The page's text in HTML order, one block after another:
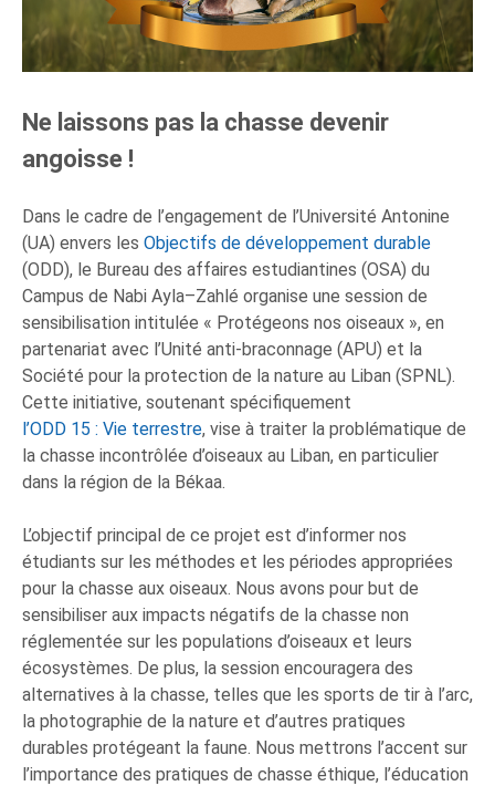
Ne laissons pas la chasse devenir
angoisse !
Dans le cadre de l’engagement de l’Université Antonine
(UA) envers les Objectifs de développement durable
(ODD), le Bureau des affaires estudiantines (OSA) du
Campus de Nabi Ayla–Zahlé organise une session de
sensibilisation intitulée « Protégeons nos oiseaux », en
partenariat avec l’Unité anti-braconnage (APU) et la
Société pour la protection de la nature au Liban (SPNL).
Cette initiative, soutenant spécifiquement
l’ODD 15 : Vie terrestre, vise à traiter la problématique de
la chasse incontrôlée d’oiseaux au Liban, en particulier
dans la région de la Békaa.
L’objectif principal de ce projet est d’informer nos
étudiants sur les méthodes et les périodes appropriées
pour la chasse aux oiseaux. Nous avons pour but de
sensibiliser aux impacts négatifs de la chasse non
réglementée sur les populations d’oiseaux et leurs
écosystèmes. De plus, la session encouragera des
alternatives à la chasse, telles que les sports de tir à l’arc,
la photographie de la nature et d’autres pratiques
durables protégeant la faune. Nous mettrons l’accent sur
l’importance des pratiques de chasse éthique, l’éducation